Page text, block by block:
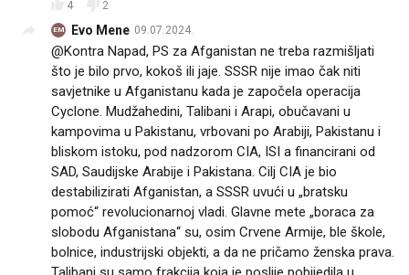
4 2
EM Evo Mene 09.07.2024.
@Kontra Napad, PS za Afganistan ne treba razmišljati
što je bilo prvo, kokoš ili jaje. SSSR nije imao čak niti
savjetnike u Afganistanu kada je započela operacija
Cyclone. Mudžahedini, Talibani i Arapi, obučavani u
kampovima u Pakistanu, vrbovani po Arabiji, Pakistanu i
bliskom istoku, pod nadzorom CIA, ISI a financirani od
SAD, Saudijske Arabije i Pakistana. Cilj CIA je bio
destabilizirati Afganistan, a SSSR uvući u „bratsku
pomoć“ revolucionarnoj vladi. Glavne mete „boraca za
slobodu Afganistana“ su, osim Crvene Armije, ble škole,
bolnice, industrijski objekti, a da ne pričamo ženska prava.